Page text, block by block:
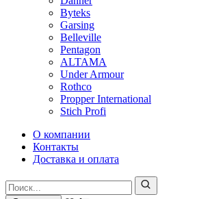
Byteks
Garsing
Belleville
Pentagon
ALTAMA
Under Armour
Rothco
Propper International
Stich Profi
О компании
Контакты
Доставка и оплата